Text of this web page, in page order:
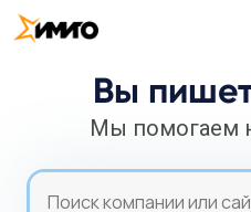
Вы
Мы помогаем
Search